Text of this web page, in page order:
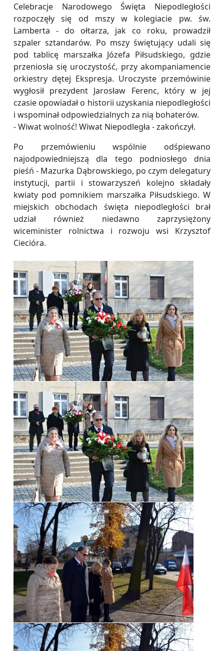
Celebracje Narodowego Święta Niepodległości
rozpoczęły się od mszy w kolegiacie pw. św.
Lamberta - do ołtarza, jak co roku, prowadził
szpaler sztandarów. Po mszy świętujący udali się
pod tablicę marszałka Józefa Piłsudskiego, gdzie
przeniosła się uroczystość, przy akompaniamencie
orkiestry dętej Ekspresja. Uroczyste przemówinie
wygłosił prezydent Jarosław Ferenc, który w jej
czasie opowiadał o historii uzyskania niepodległości
i wspominał odpowiedzialnych za nią bohaterów.
- Wiwat wolność! Wiwat Niepodległa - zakończył.
Po przemówieniu wspólnie odśpiewano
najodpowiedniejszą dla tego podniosłego dnia
pieśń - Mazurka Dąbrowskiego, po czym delegatury
instytucji, partii i stowarzyszeń kolejno składały
kwiaty pod pomnikiem marszałka Piłsudskiego. W
miejskich obchodach święta niepodległości brał
udział również niedawno zaprzysiężony
wiceminister rolnictwa i rozwoju wsi Krzysztof
Ciecióra.